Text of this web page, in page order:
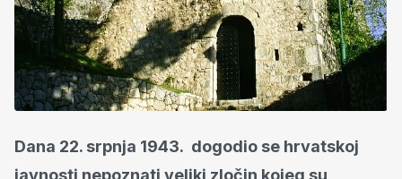
Dana 22. srpnja 1943. dogodio se hrvatskoj